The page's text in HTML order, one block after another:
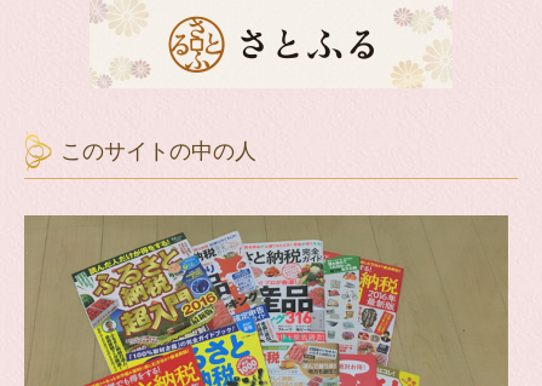
このサイトの中の人